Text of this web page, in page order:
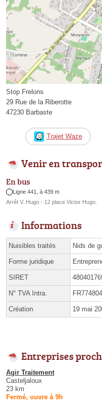
Stop Frelons
29 Rue de la Riberotte
47230 Barbaste
Trajet Waze
Venir en
En bus
Ligne 441, à 439 m
Arrêt V. Hugo - 12 place Victor Hugo.
Informations
Nuisibles traités Nids de
Forme juridique
SIRET
N° TVA Intra.
Création 19 mai
Entreprises
Agir Traitement
Casteljaloux
23 km
Fermé, ouvre à 9h